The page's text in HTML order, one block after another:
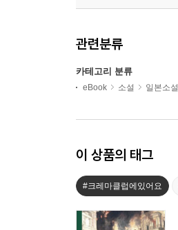
관련분류
카테고리 분류
eBook 소설 일본소설
이 상품의 태그
#크레마클럽에있어요